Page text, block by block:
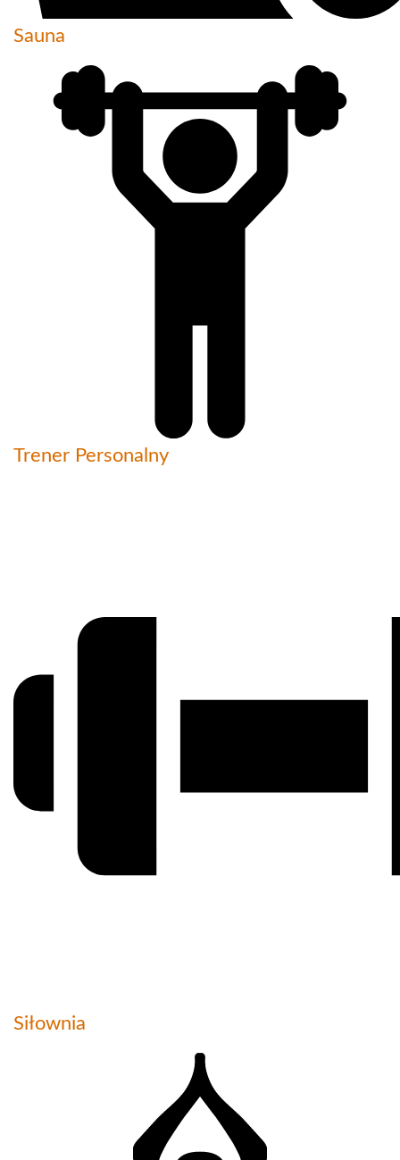
Sauna
Trener Personalny
Siłownia